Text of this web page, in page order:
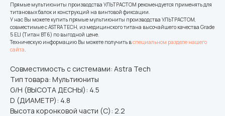
Прямые мультиюниты производства УЛЬТРАСТОМ рекомендуется применять для
титановых балок и конструкций на винтовой фиксации.
У нас Вы можете купить прямые мультиюниты производства УЛЬТРАСТОМ,
совместимые с ASTRA TECH, из медицинского титана высочайшего качества Grade
5 ELI (Титан ВТ6) по выгодной цене.
Техническую информацию Вы можете получить вспециальном разделе нашего
сайта.
Совместимость с системами: Astra Tech
Тип товара: Мультиюниты
G/H (ВЫСОТА ДЕСНЫ): 4.5
D (ДИАМЕТР): 4.8
Высота коронковой части (C): 2.2